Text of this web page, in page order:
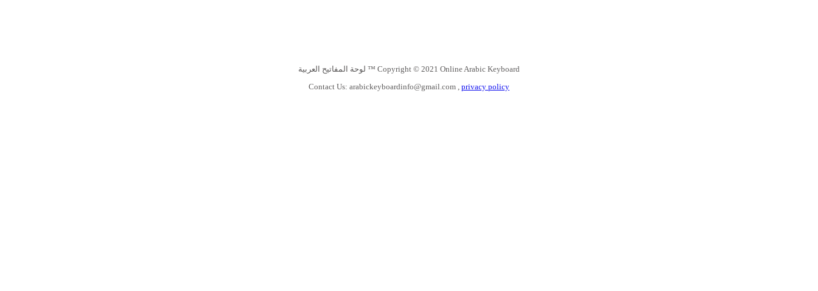
Copyright © 2021 Online Arabic Keyboard ™ لوحة المفاتيح العربية
Contact Us: arabickeyboardinfo@gmail.com privacy policy